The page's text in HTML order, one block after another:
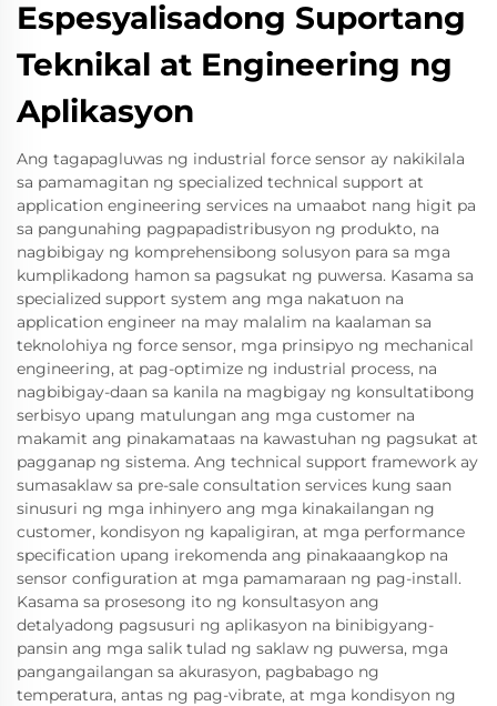
Espesyalisadong Suportang
Teknikal at Engineering ng
Aplikasyon
Ang tagapagluwas ng industrial force sensor ay nakikilala
sa pamamagitan ng specialized technical support at
application engineering services na umaabot nang higit pa
sa pangunahing pagpapadistribusyon ng produkto, na
nagbibigay ng komprehensibong solusyon para sa mga
kumplikadong hamon sa pagsukat ng puwersa. Kasama sa
specialized support system ang mga nakatuon na
application engineer na may malalim na kaalaman sa
teknolohiya ng force sensor, mga prinsipyo ng mechanical
engineering, at pag-optimize ng industrial process, na
nagbibigay-daan sa kanila na magbigay ng konsultatibong
serbisyo upang matulungan ang mga customer na
makamit ang pinakamataas na kawastuhan ng pagsukat at
pagganap ng sistema. Ang technical support framework ay
sumasaklaw sa pre-sale consultation services kung saan
sinusuri ng mga inhinyero ang mga kinakailangan ng
customer, kondisyon ng kapaligiran, at mga performance
specification upang irekomenda ang pinakaaangkop na
sensor configuration at mga pamamaraan ng pag-install.
Kasama sa prosesong ito ng konsultasyon ang
detalyadong pagsusuri ng aplikasyon na binibigyang-
pansin ang mga salik tulad ng saklaw ng puwersa, mga
pangangailangan sa akurasyon, pagbabago ng
temperatura, antas ng pag-vibrate, at mga kondisyon ng